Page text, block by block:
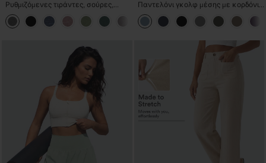
Ρυθμιζόμενες τιράντες, σούρες,
φαρδιά μπατζάκια, μελανζέ casual
ολόσωμη φόρμα με τσέπες — Easy
Peezy
+10
Παντελόνι γκολφ μέσης με κορδόνι,
καμπυλωτό τελείωμα, με γρήγορο
στέγνωμα, κωνική γραμμή και
τσέπες - UPF40+